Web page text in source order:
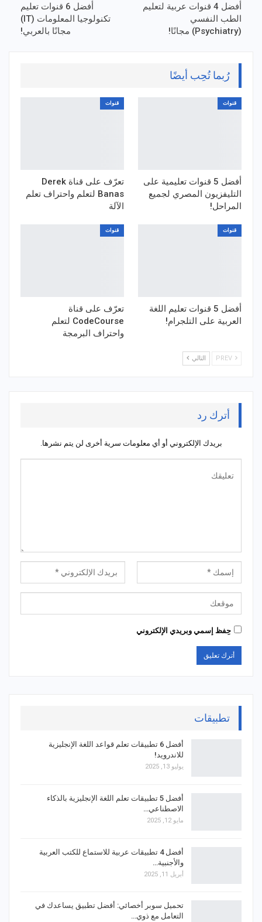
أفضل 4 قنوات عربية لتعليم
الطب النفسي
(Psychiatry) مجانًا!
أفضل 6 قنوات تعليم
تكنولوجيا المعلومات (IT)
مجانًا بالعربي!
رُبما تُحِب أيضًا
قنوات
أفضل 5 قنوات تعليمية على
التليفزيون المصري لجميع
المراحل!
قنوات
تعرّف على قناة Derek
Banas لتعلم واحتراف تعلم
الآلة
قنوات
أفضل 5 قنوات تعليم اللغة
العربية على التلجرام!
قنوات
تعرّف على قناة
CodeCourse لتعلم
واحتراف البرمجة
التالي
أترك رد
بريدك الإلكتروني أو أي معلومات سرية أخرى لن يتم نشرها.
حِفظ إسمي وبريدي الإلكتروني
تطبيقات
أفضل 6 تطبيقات تعلم قواعد اللغة الإنجليزية
للاندرويد!
يوليو 13, 2025
أفضل 5 تطبيقات تعلم اللغة الإنجليزية بالذكاء
الاصطناعي…
مايو 12, 2025
أفضل 4 تطبيقات عربية للاستماع للكتب العربية
والأجنبية…
أبريل 11, 2025
تحميل سوبر أخصائي: أفضل تطبيق يساعدك في
التعامل مع ذوي…